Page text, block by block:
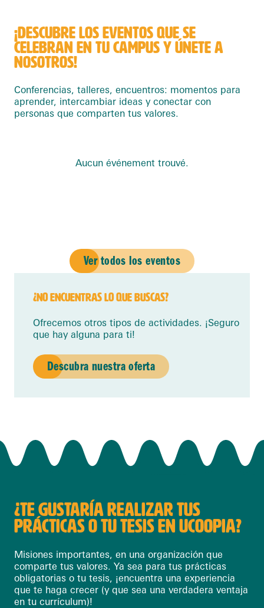
¡DESCUBRE LOS EVENTOS QUE SE
CELEBRAN EN TU CAMPUS Y ÚNETE A
NOSOTROS!
Conferencias, talleres, encuentros: momentos para
aprender, intercambiar ideas y conectar con
personas que comparten tus valores.
Aucun événement trouvé.
Ver todos los eventos
¿NO ENCUENTRAS LO QUE BUSCAS?
Ofrecemos otros tipos de actividades. ¡Seguro
que hay alguna para ti!
Descubra nuestra oferta
¿TE GUSTARÍA REALIZAR TUS
PRÁCTICAS O TU TESIS EN UCOOPIA?
Misiones importantes, en una organización que
comparte tus valores. Ya sea para tus prácticas
obligatorias o tu tesis, ¡encuentra una experiencia
que te haga crecer (y que sea una verdadera ventaja
en tu currículum)!